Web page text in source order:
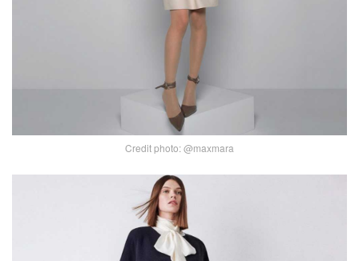
Credit photo: @maxmara